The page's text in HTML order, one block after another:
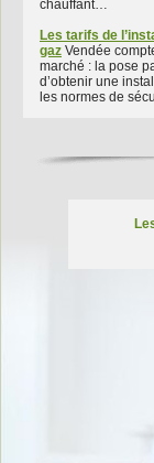
chauffant…
Les tarifs de
gaz Vendée
marché : la pose
d’obtenir une
les normes de